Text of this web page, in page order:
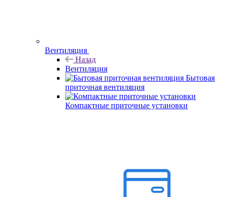
Вентиляция
Назад
Вентиляция
Бытовая
приточная вентиляция
Компактные приточные установки